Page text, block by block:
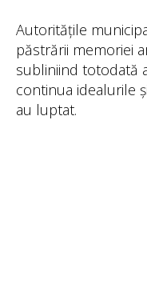
Autoritățile
păstrării memoriei
subliniind totodată
continua idealurile
au luptat.